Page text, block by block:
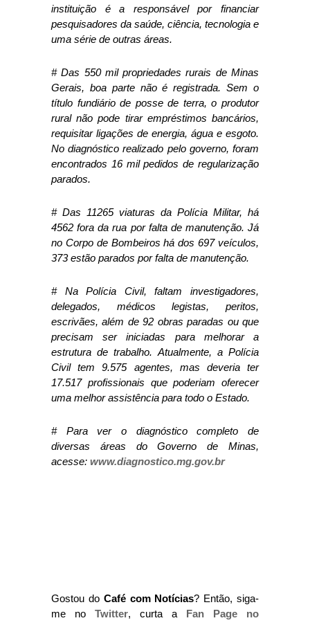
instituição é a responsável por financiar
pesquisadores da saúde, ciência, tecnologia e
uma série de outras áreas.
# Das 550 mil propriedades rurais de Minas
Gerais, boa parte não é registrada. Sem o
título fundiário de posse de terra, o produtor
rural não pode tirar empréstimos bancários,
requisitar ligações de energia, água e esgoto.
No diagnóstico realizado pelo governo, foram
encontrados 16 mil pedidos de regularização
parados.
# Das 11265 viaturas da Polícia Militar, há
4562 fora da rua por falta de manutenção. Já
no Corpo de Bombeiros há dos 697 veículos,
373 estão parados por falta de manutenção.
# Na Polícia Civil, faltam investigadores,
delegados, médicos legistas, peritos,
escrivães, além de 92 obras paradas ou que
precisam ser iniciadas para melhorar a
estrutura de trabalho. Atualmente, a Polícia
Civil tem 9.575 agentes, mas deveria ter
17.517 profissionais que poderiam oferecer
uma melhor assistência para todo o Estado.
# Para ver o diagnóstico completo de
diversas áreas do Governo de Minas,
acesse: www.diagnostico.mg.gov.br
Gostou do Café com Notícias? Então, siga-
me no Twitter, curta a Fan Page no